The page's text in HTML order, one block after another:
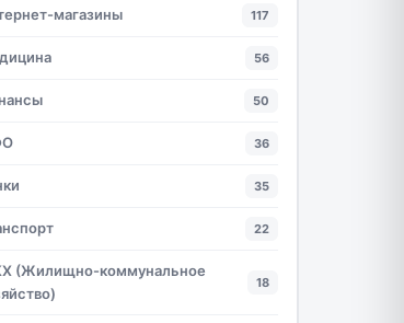
магазины 117
56
50
36
35
22
(Жилищно-коммунальное
18